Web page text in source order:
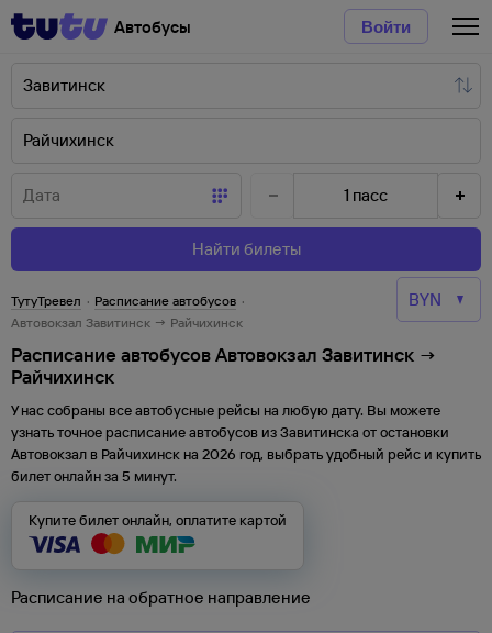
Автобусы Войти
1 пасс
Найти билеты
ТутуТревел · Расписание автобусов ·
Автовокзал Завитинск → Райчихинск
Расписание автобусов Автовокзал Завитинск →
Райчихинск
У нас собраны все автобусные рейсы на любую дату. Вы можете
узнать точное расписание автобусов изЗавитинска отостановки
Автовокзал в Райчихинск на 2026 год, выбрать удобный рейс и купить
билет онлайн за 5 минут.
Купите билет онлайн, оплатите картой
Расписание на обратное направление